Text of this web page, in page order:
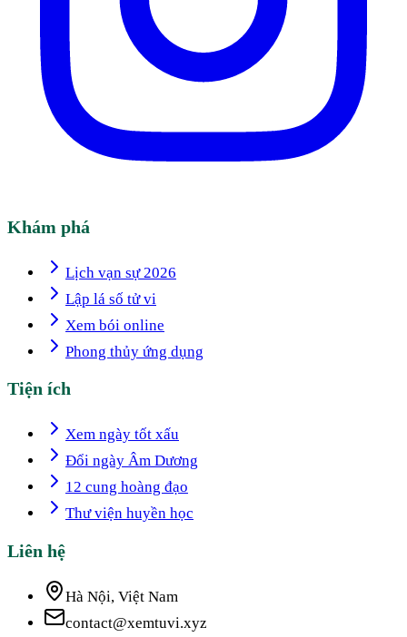
Khám phá
Lịch vạn sự 2026
Lập lá số tử vi
Xem bói online
Phong thủy ứng dụng
Tiện ích
Xem ngày tốt xấu
Đổi ngày Âm Dương
12 cung hoàng đạo
Thư viện huyền học
Liên hệ
Hà Nội, Việt Nam
contact@xemtuvi.xyz